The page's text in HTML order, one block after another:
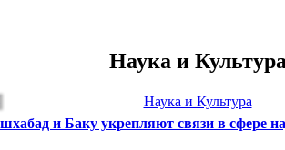
Наука и Культура
Наука и Культура
и Баку укрепляют связи в сфере